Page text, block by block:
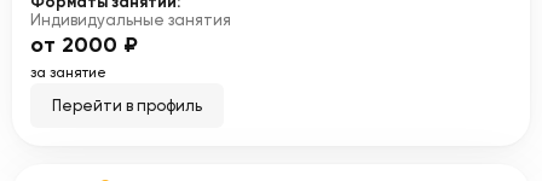
Индивидуальные занятия
от 2000 ₽
за занятие
Перейти в профиль